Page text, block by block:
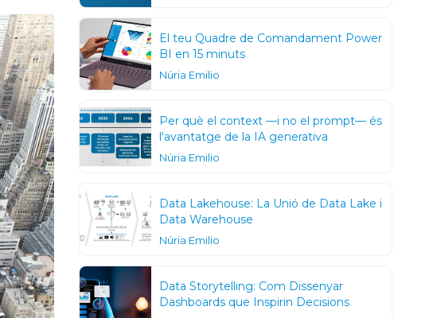
El teu Quadre de Comandament Power
BI en 15 minuts
Núria Emilio
Per què el context —i no el prompt— és
l'avantatge de la IA generativa
Núria Emilio
Data Lakehouse: La Unió de Data Lake i
Data Warehouse
Núria Emilio
Data Storytelling: Com Dissenyar
Dashboards que Inspirin Decisions